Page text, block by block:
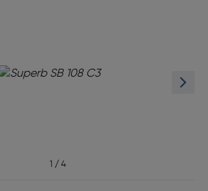
1 / 4